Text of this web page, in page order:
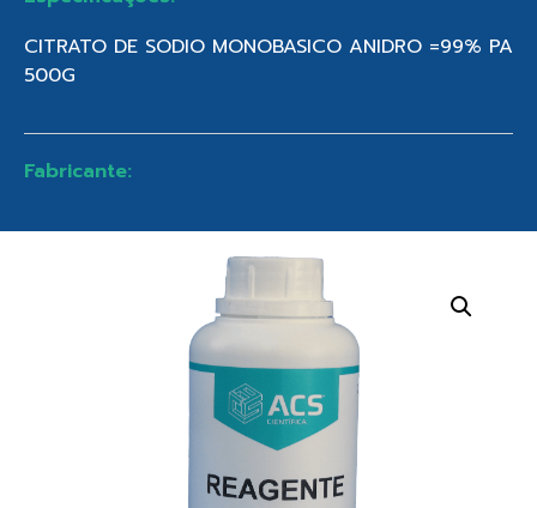
CITRATO DE SODIO MONOBASICO ANIDRO =99% PA
500G
Fabricante: